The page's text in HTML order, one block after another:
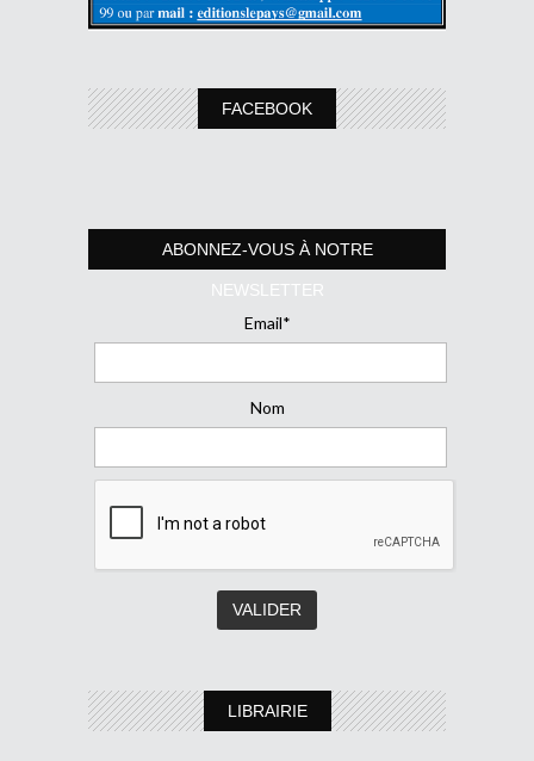
FACEBOOK
ABONNEZ-VOUS À NOTRE
NEWSLETTER
Email*
Nom
LIBRAIRIE